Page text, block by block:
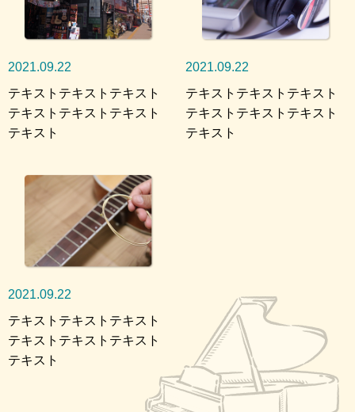
2021.09.22
テキストテキストテキスト
テキストテキストテキスト
テキスト
2021.09.22
テキストテキストテキスト
テキストテキストテキスト
テキスト
2021.09.22
テキストテキストテキスト
テキストテキストテキスト
テキスト